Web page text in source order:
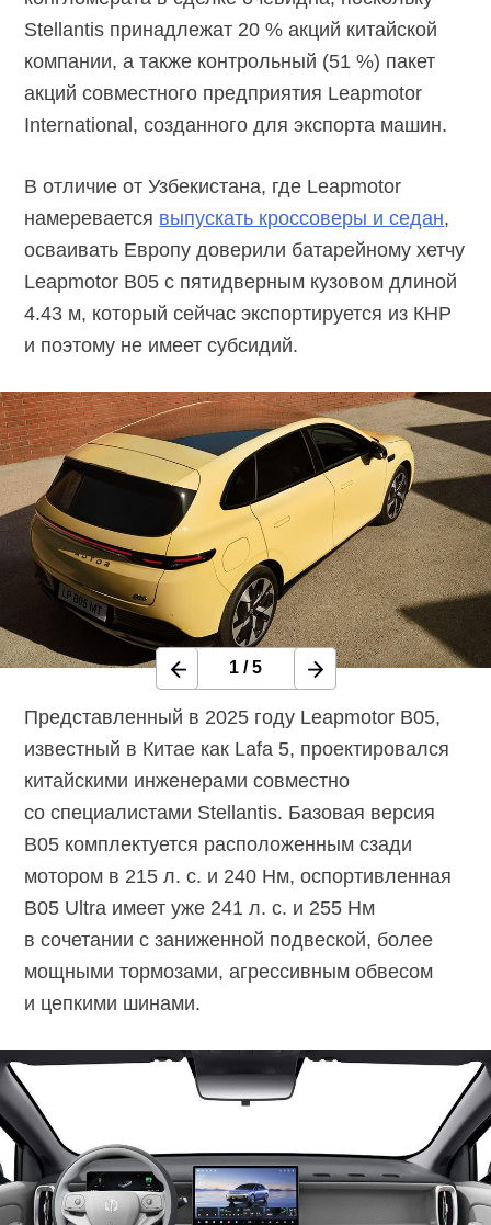
Stellantis принадлежат 20 % акций китайской
компании, а также контрольный (51 %) пакет
акций совместного предприятия Leapmotor
International, созданного для экспорта машин.
В отличие от Узбекистана, где Leapmotor
намеревается выпускать кроссоверы и седан,
осваивать Европу доверили батарейному хетчу
Leapmotor B05 с пятидверным кузовом длиной
4.43 м, который сейчас экспортируется из КНР
и поэтому не имеет субсидий.
1 /5
Представленный в 2025 году Leapmotor B05,
известный в Китае как Lafa 5, проектировался
китайскими инженерами совместно
со специалистами Stellantis. Базовая версия
B05 комплектуется расположенным сзади
мотором в 215 л. с. и 240 Нм, оспортивленная
B05 Ultra имеет уже 241 л. с. и 255 Нм
в сочетании с заниженной подвеской, более
мощными тормозами, агрессивным обвесом
и цепкими шинами.